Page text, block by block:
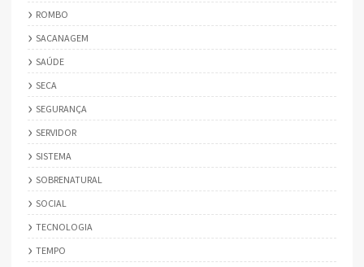
ROMBO
SACANAGEM
SAÚDE
SECA
SEGURANÇA
SERVIDOR
SISTEMA
SOBRENATURAL
SOCIAL
TECNOLOGIA
TEMPO